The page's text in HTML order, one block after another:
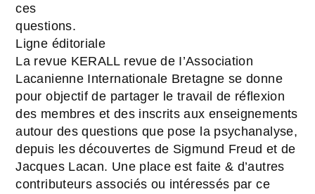
ces
questions.
Ligne éditoriale
La revue KERALL revue de I’Association
Lacanienne Internationale Bretagne se donne
pour objectif de partager le travail de réflexion
des membres et des inscrits aux enseignements
autour des questions que pose la psychanalyse,
depuis les découvertes de Sigmund Freud et de
Jacques Lacan. Une place est faite & d’autres
contributeurs associés ou intéressés par ce